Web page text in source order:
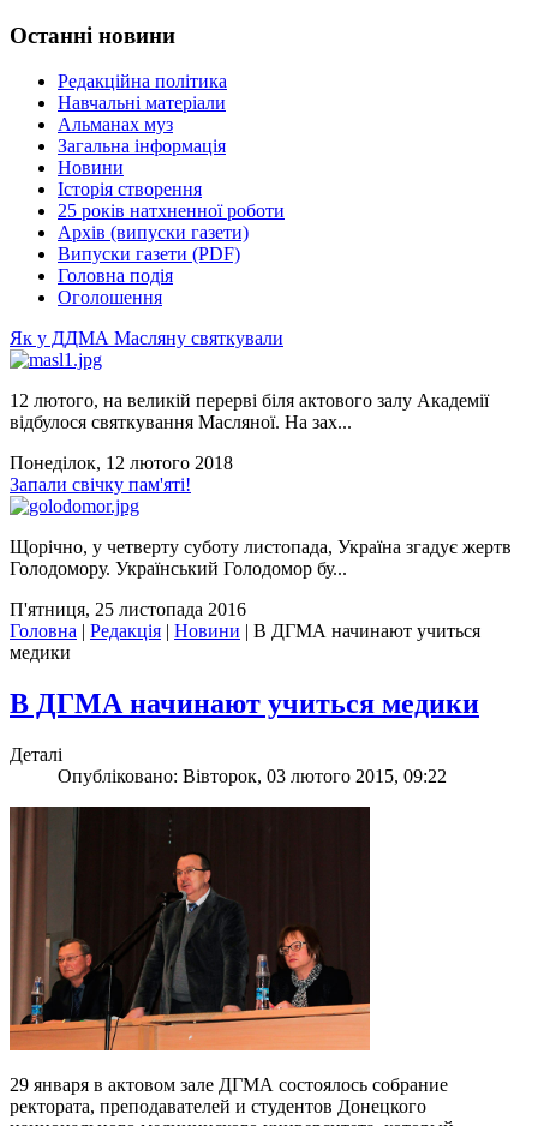
Останні новини
Редакційна політика
Навчальні матеріали
Альманах муз
Загальна інформація
Новини
Історія створення
25 років натхненної роботи
Архів (випуски газети)
Випуски газети (PDF)
Головна подія
Оголошення
Як у ДДМА Масляну святкували
12 лютого, на великій перерві біля актового залу Академії
відбулося святкування Масляної. На зах...
Понеділок, 12 лютого 2018
Запали свічку пам'яті!
Щорічно, у четверту суботу листопада, Україна згадує жертв
Голодомору. Український Голодомор бу...
П'ятниця, 25 листопада 2016
Головна | Редакція | Новини | В ДГМА начинают учиться
медики
В ДГМА начинают учиться медики
Деталі
Опубліковано: Вівторок, 03 лютого 2015, 09:22
29 января в актовом зале ДГМА состоялось собрание
ректората, преподавателей и студентов Донецкого